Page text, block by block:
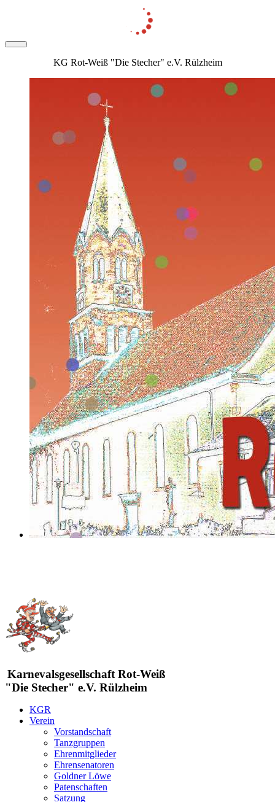
KG Rot-Weiß "Die Stecher" e.V. Rülzheim
Karnevalsgesellschaft Rot-Weiß
"Die Stecher" e.V. Rülzheim
KGR
Verein
Vorstandschaft
Tanzgruppen
Ehrenmitglieder
Ehrensenatoren
Goldner Löwe
Patenschaften
Satzung